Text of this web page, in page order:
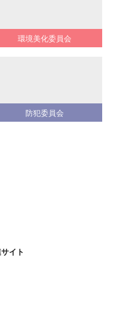
環境美化委員会
防犯委員会